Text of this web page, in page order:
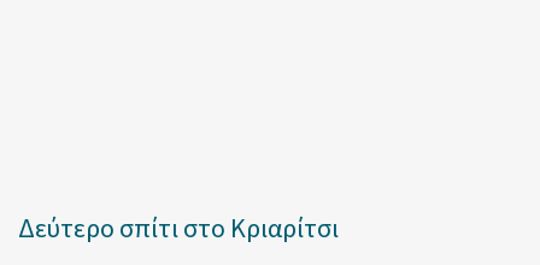
Δεύτερο σπίτι στο Κριαρίτσι